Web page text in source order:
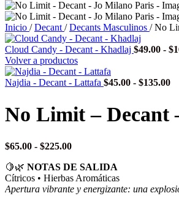
Inicio / Decant / Decants Masculinos / No
Cloud Candy - Decant - Khadlaj $49.00 - $
Volver a productos
Najdia - Decant - Lattafa $45.00 - $135.00
No Limit – Decant
$65.00 - $225.00Rango
precios:
desde
$65.00
🍋🌿 NOTAS DE SALIDA
Cítricos • Hierbas Aromáticas
Apertura vibrante y energizante: una